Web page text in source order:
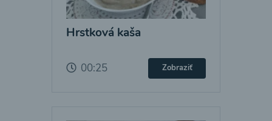
Hrstková kaša
00:25 Zobraziť